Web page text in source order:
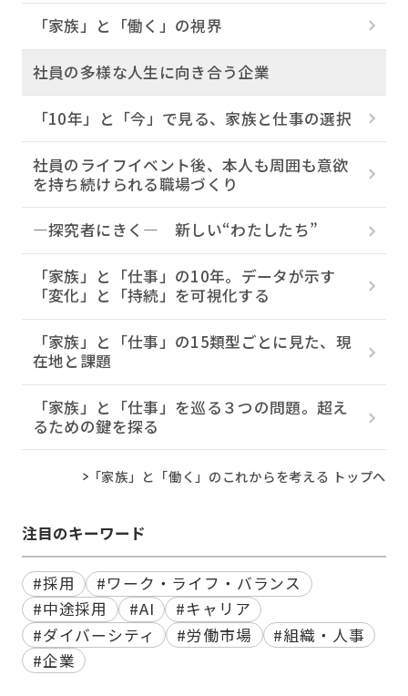
「家族」と「働く」の視界
社員の多様な人生に向き合う企業
「10年」と「今」で見る、家族と仕事の選択
社員のライフイベント後、本人も周囲も意欲
を持ち続けられる職場づくり
―探究者にきく― 新しい“わたしたち”
「家族」と「仕事」の10年。データが示す
「変化」と「持続」を可視化する
「家族」と「仕事」の15類型ごとに見た、現
在地と課題
「家族」と「仕事」を巡る３つの問題。超え
るための鍵を探る
「家族」と「働く」のこれからを考える トップへ
注目のキーワード
#採用
#ワーク・ライフ・バランス
#中途採用
#AI
#キャリア
#ダイバーシティ
#労働市場
#組織・人事
#企業